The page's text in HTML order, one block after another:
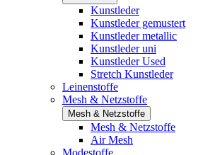
Kunstleder
Kunstleder gemustert
Kunstleder metallic
Kunstleder uni
Kunstleder Used
Stretch Kunstleder
Leinenstoffe
Mesh & Netzstoffe
Mesh & Netzstoffe
Mesh & Netzstoffe
Air Mesh
Modestoffe